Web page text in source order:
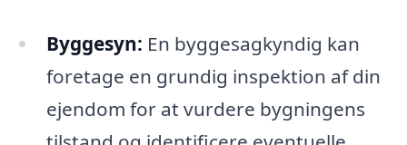
Byggesyn: En byggesagkyndig kan
foretage en grundig inspektion af din
ejendom for at vurdere bygningens